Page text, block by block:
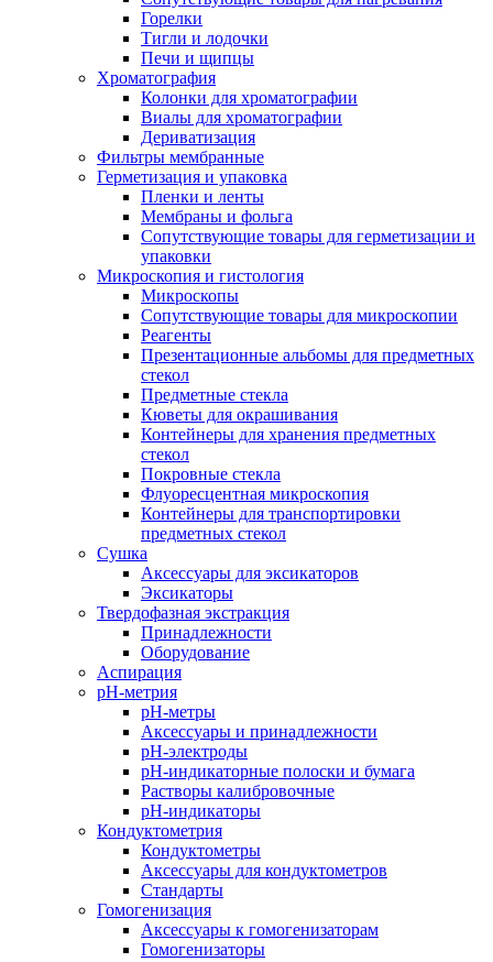
Горелки
Тигли и лодочки
Печи и щипцы
Хроматография
Колонки для хроматографии
Виалы для хроматографии
Дериватизация
Фильтры мембранные
Герметизация и упаковка
Пленки и ленты
Мембраны и фольга
Сопутствующие товары для герметизации и
упаковки
Микроскопия и гистология
Микроскопы
Сопутствующие товары для микроскопии
Реагенты
Презентационные альбомы для предметных
стекол
Предметные стекла
Кюветы для окрашивания
Контейнеры для хранения предметных
стекол
Покровные стекла
Флуоресцентная микроскопия
Контейнеры для транспортировки
предметных стекол
Сушка
Аксессуары для эксикаторов
Эксикаторы
Твердофазная экстракция
Принадлежности
Оборудование
Аспирация
pH-метрия
pH-метры
Аксессуары и принадлежности
pH-электроды
pH-индикаторные полоски и бумага
Растворы калибровочные
pH-индикаторы
Кондуктометрия
Кондуктометры
Аксессуары для кондуктометров
Стандарты
Гомогенизация
Аксессуары к гомогенизаторам
Гомогенизаторы